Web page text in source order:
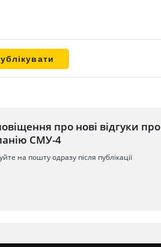
про нові відгуки про
СМУ-4
на пошту одразу після публікації